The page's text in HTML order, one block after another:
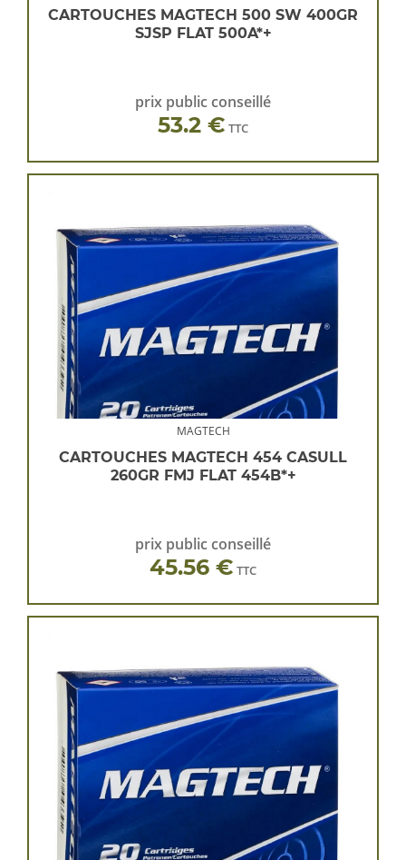
CARTOUCHES MAGTECH 500 SW 400GR
SJSP FLAT 500A*+
prix public conseillé
53.2 € TTC
MAGTECH
CARTOUCHES MAGTECH 454 CASULL
260GR FMJ FLAT 454B*+
prix public conseillé
45.56 € TTC